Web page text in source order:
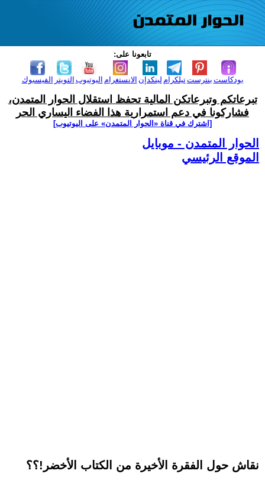
تابعونا على:
الفيسبوك التويتر اليوتيوب الانستغرام لينكدإن تيلكرامبنترست بودكاست
تبرعاتكم وتبرعاتكن المالية تحفظ استقلال الحوار المتمدن،
فشاركونا في دعم استمرارية هذا الفضاء اليساري الحر
[اشترك في قناة ‫«الحوار المتمدن» على اليوتيوب]
الحوار المتمدن - موبايل
الموقع الرئيسي
نقاش حول الفقرة الأخيرة من الكتاب الأخضر!؟؟